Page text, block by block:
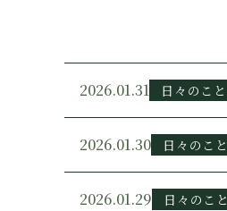
2026.01.31 日々のこと
2026.01.30 日々のこと
2026.01.29 日々のこと